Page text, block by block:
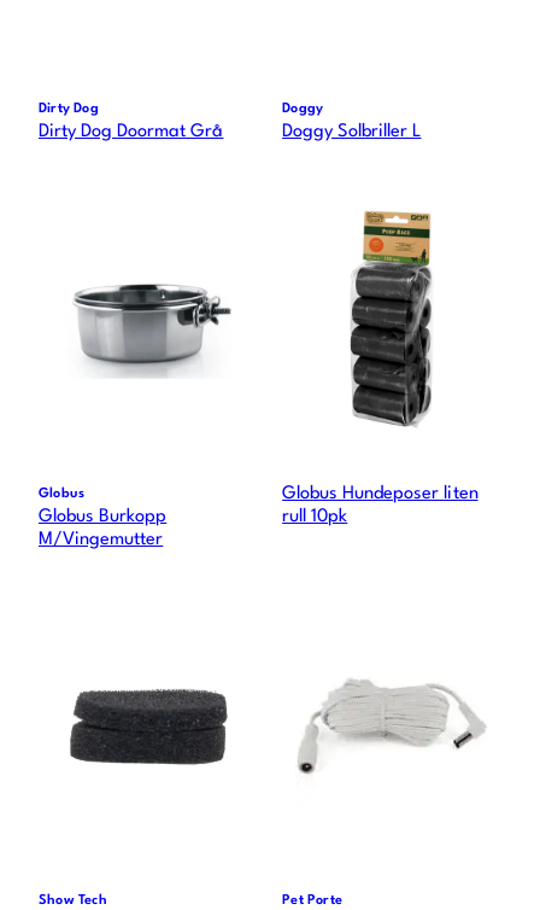
Dirty Dog
Dirty Dog Doormat Grå
Doggy
Doggy Solbriller L
Globus
Globus Burkopp
M/Vingemutter
Globus Hundeposer liten
rull 10pk
Show Tech Pet Porte